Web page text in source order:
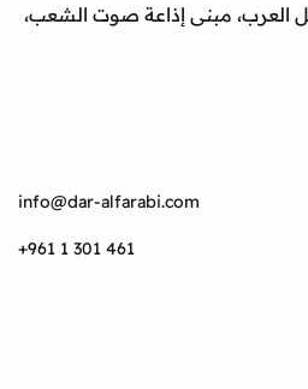
العرب، مبنى إذاعة صوت الشعب،
info@dar-alfarabi.com
+961 1 301 461